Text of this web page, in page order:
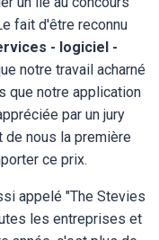
fait d'être reconnu
- logiciel -
notre travail acharné
que notre application
par un jury
de nous la première
ce prix.
appelé "The Stevies
les entreprises et